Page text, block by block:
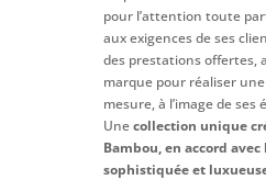
pour l’attention toute
aux exigences de ses
des prestations offertes,
marque pour réaliser
mesure, à l’image de ses
Unecollection unique
Bambou, en accord
sophistiquée et